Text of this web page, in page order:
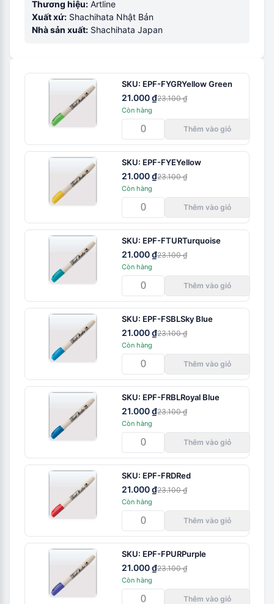
Thương hiệu: Artline
Xuất xứ: Shachihata Nhật Bản
Nhà sản xuất: Shachihata Japan
SKU: EPF-FYGRYellow Green
21.000 ₫23.100 ₫
Còn hàng
Thêm vào giỏ
SKU: EPF-FYEYellow
21.000 ₫23.100 ₫
Còn hàng
Thêm vào giỏ
SKU: EPF-FTURTurquoise
21.000 ₫23.100 ₫
Còn hàng
Thêm vào giỏ
SKU: EPF-FSBLSky Blue
21.000 ₫23.100 ₫
Còn hàng
Thêm vào giỏ
SKU: EPF-FRBLRoyal Blue
21.000 ₫23.100 ₫
Còn hàng
Thêm vào giỏ
SKU: EPF-FRDRed
21.000 ₫23.100 ₫
Còn hàng
Thêm vào giỏ
SKU: EPF-FPURPurple
21.000 ₫23.100 ₫
Còn hàng
Thêm vào giỏ